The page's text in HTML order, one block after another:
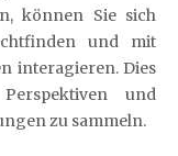
können Sie sich
und mit
interagieren. Dies
und
zu sammeln.